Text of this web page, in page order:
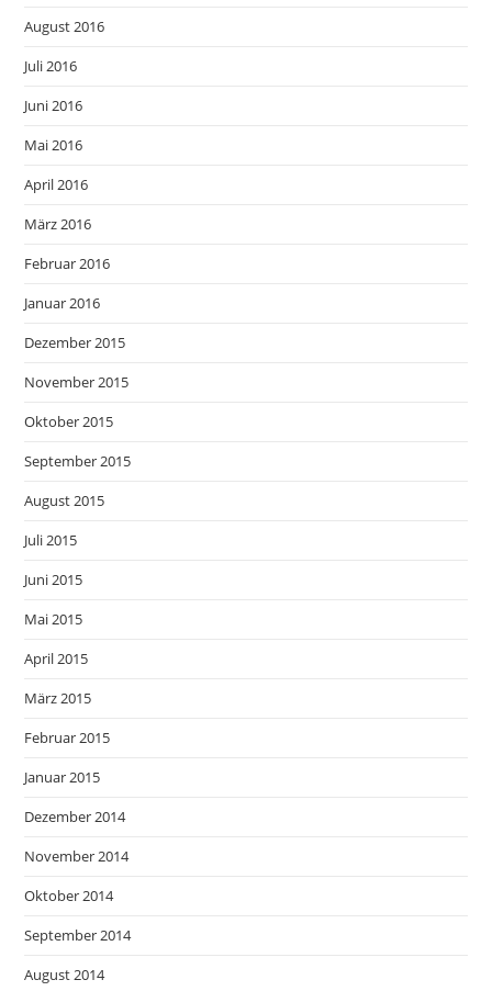
August 2016
Juli 2016
Juni 2016
Mai 2016
April 2016
März 2016
Februar 2016
Januar 2016
Dezember 2015
November 2015
Oktober 2015
September 2015
August 2015
Juli 2015
Juni 2015
Mai 2015
April 2015
März 2015
Februar 2015
Januar 2015
Dezember 2014
November 2014
Oktober 2014
September 2014
August 2014